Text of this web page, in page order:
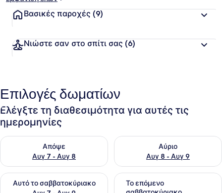
Βασικές παροχές (9)
Νιώστε σαν στο σπίτι σας (6)
Επιλογές δωματίων
Ελέγξτε τη διαθεσιμότητα για αυτές τις
ημερομηνίες
Απόψε
Αυγ 7 - Αυγ 8
Έλεγχος διαθεσιμότητας για απόψε Αυγ 7 - Αυγ 8
Αύριο
Αυγ 8 - Αυγ 9
Έλεγχος διαθεσιμότητας
Αυτό το σαββατοκύριακο
Έλεγχος διαθεσιμότητας για αυτό το σαββατοκύριακο
Το επόμενο
Έλεγχος διαθεσιμότητας